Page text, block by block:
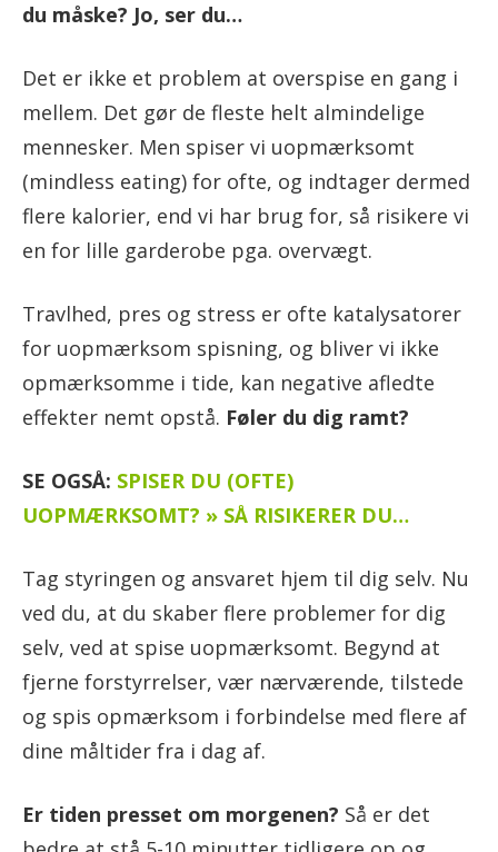
du måske? Jo, ser du…
Det er ikke et problem at overspise en gang i
mellem. Det gør de fleste helt almindelige
mennesker. Men spiser vi uopmærksomt
(mindless eating) for ofte, og indtager dermed
flere kalorier, end vi har brug for, så risikere vi
en for lille garderobe pga. overvægt.
Travlhed, pres og stress er ofte katalysatorer
for uopmærksom spisning, og bliver vi ikke
opmærksomme i tide, kan negative afledte
effekter nemt opstå. Føler du dig ramt?
SE OGSÅ: SPISER DU (OFTE)
UOPMÆRKSOMT? » SÅ RISIKERER DU…
Tag styringen og ansvaret hjem til dig selv. Nu
ved du, at du skaber flere problemer for dig
selv, ved at spise uopmærksomt. Begynd at
fjerne forstyrrelser, vær nærværende, tilstede
og spis opmærksom i forbindelse med flere af
dine måltider fra i dag af.
Er tiden presset om morgenen? Så er det